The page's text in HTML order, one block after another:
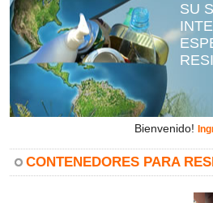
SU
Bienvenido!
CONTENEDORES PARA